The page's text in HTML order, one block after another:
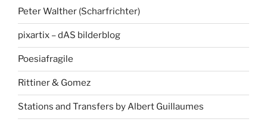
Peter Walther (Scharfrichter)
pixartix – dAS bilderblog
Poesiafragile
Rittiner & Gomez
Stations and Transfers by Albert Guillaumes